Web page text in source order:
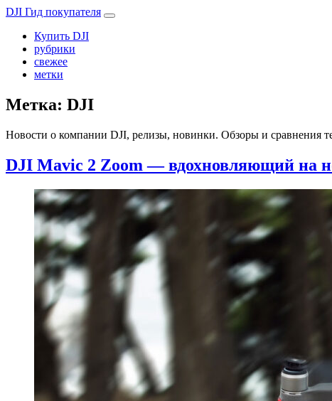
DJI Гид покупателя
Купить DJI
рубрики
свежее
метки
Метка: DJI
Новости о компании DJI, релизы, новинки. Обзоры и сравнения
DJI Mavic 2 Zoom — вдохновляющий на